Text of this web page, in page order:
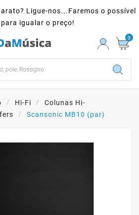
Ligue-nos...Faremos o possível
para igualar o preço!
0
Hi-Fi
Colunas Hi-
Scansonic MB10 (par)